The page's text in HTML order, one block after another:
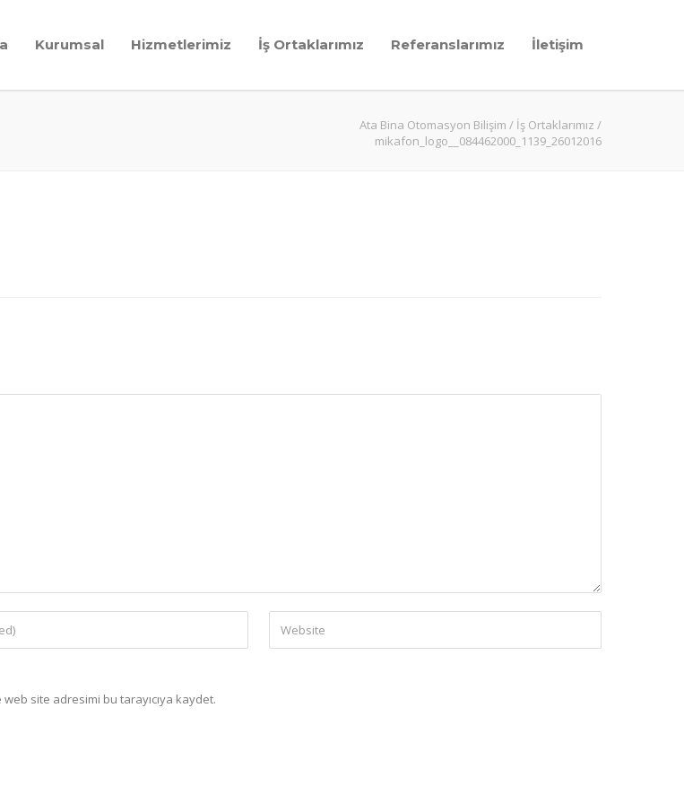
Kurumsal Hizmetlerimiz İş Ortaklarımız Referanslarımız İletişim
Ata Bina Otomasyon Bilişim / İş Ortaklarımız /
mikafon_logo__084462000_1139_26012016
site adresimi bu tarayıcıya kaydet.